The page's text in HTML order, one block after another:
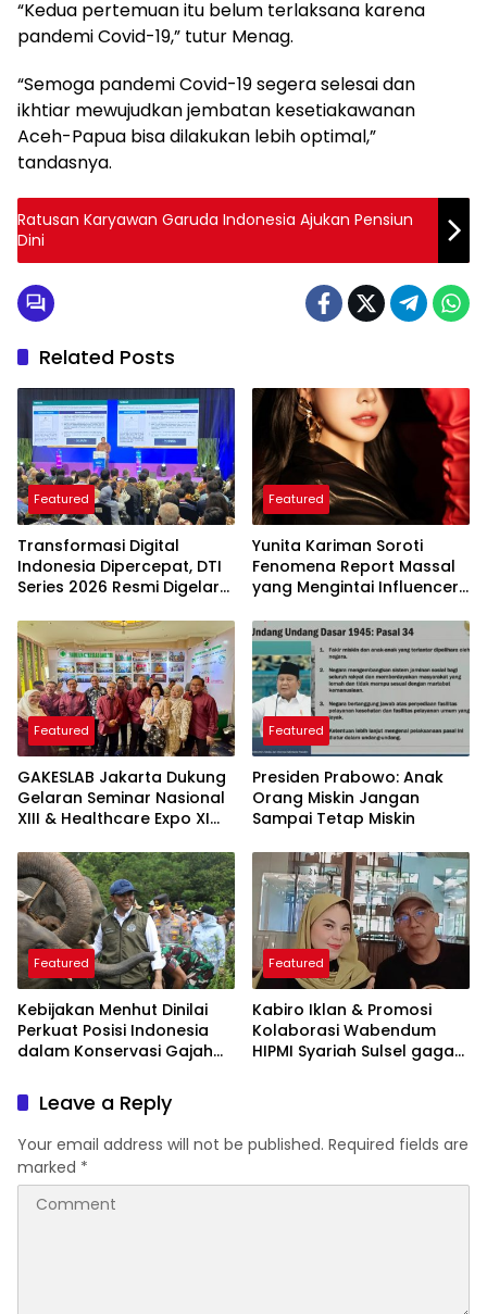
“Kedua pertemuan itu belum terlaksana karena
pandemi Covid-19,” tutur Menag.
“Semoga pandemi Covid-19 segera selesai dan
ikhtiar mewujudkan jembatan kesetiakawanan
Aceh-Papua bisa dilakukan lebih optimal,”
tandasnya.
Ratusan Karyawan Garuda Indonesia Ajukan Pensiun
Dini
Related Posts
Featured
Transformasi Digital
Indonesia Dipercepat, DTI
Series 2026 Resmi Digelar
Featured
Yunita Kariman Soroti
Fenomena Report Massal
yang Mengintai Influencer,
yang Perlu Diketahui
Featured
GAKESLAB Jakarta Dukung
Gelaran Seminar Nasional
XIII & Healthcare Expo XI
Featured
Presiden Prabowo: Anak
Orang Miskin Jangan
Sampai Tetap Miskin
Featured
Kebijakan Menhut Dinilai
Perkuat Posisi Indonesia
dalam Konservasi Gajah
Featured
Kabiro Iklan & Promosi
Kolaborasi Wabendum
HIPMI Syariah Sulsel gagas
Leave a Reply
Your email address will not be published. Required fields are
marked *